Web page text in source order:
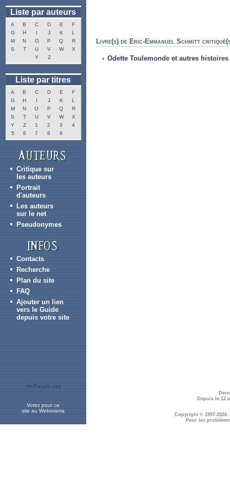
Liste par auteurs
A B C D E
F
G
H I J K
L
M
N O P Q
R
S
T U V W
X
Y
Z
Liste par titres
A B C D E
F
G
H I J K
L
M
N O P Q
R
S
T U V W
X
Y
Z 1 2 3
4
5
6 7 8 9
Critique sur
les auteurs
Portrait
d'auteurs
Les auteurs
sur le net
Pseudonymes
Contacts
Recherche
Plan du site
FAQ
Ajouter un lien
vers le Guide
depuis votre site
Livre(s) de Eric-Emmanuel Schmitt
Odette Toulemonde et autres histoires
Votez pour ce
site au Weborama
Depuis le 12
Copyright © 1997-2026.
Pour les